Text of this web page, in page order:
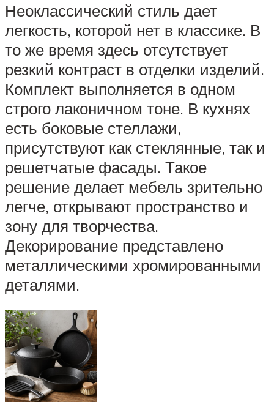
Неоклассический стиль дает
легкость, которой нет в классике. В
то же время здесь отсутствует
резкий контраст в отделки изделий.
Комплект выполняется в одном
строго лаконичном тоне. В кухнях
есть боковые стеллажи,
присутствуют как стеклянные, так и
решетчатые фасады. Такое
решение делает мебель зрительно
легче, открывают пространство и
зону для творчества.
Декорирование представлено
металлическими хромированными
деталями.